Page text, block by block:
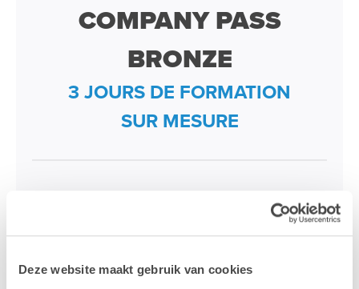
Deze website maakt gebruik van cookies
COMPANY PASS
BRONZE
3 JOURS DE FORMATION
SUR MESURE
groupe, et non par participant